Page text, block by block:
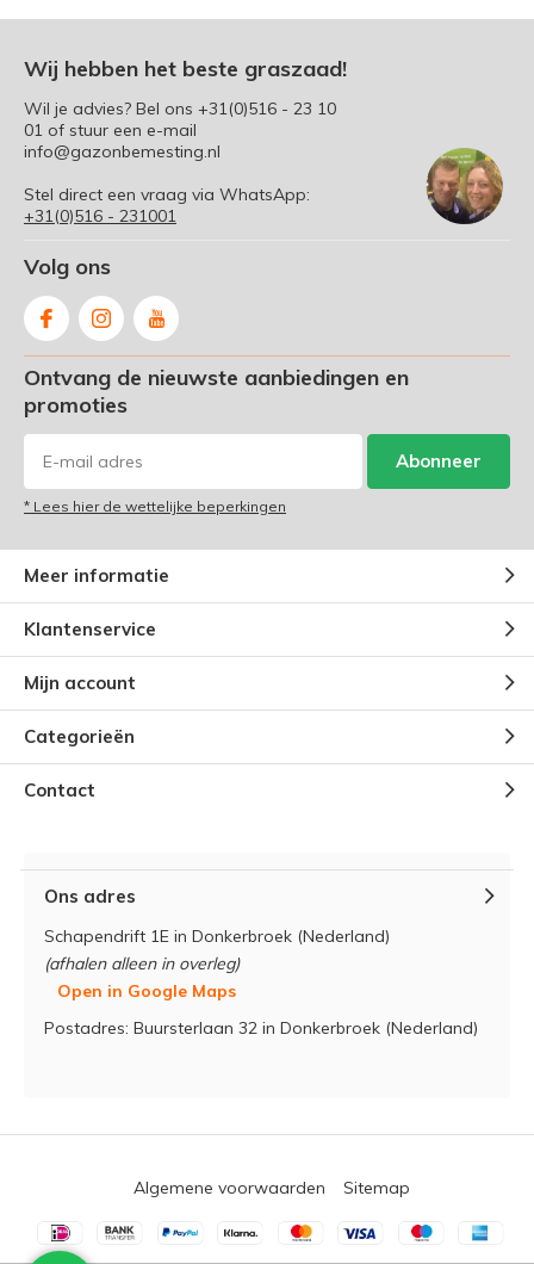
Wij hebben het beste graszaad!
Wil je advies? Bel ons +31(0)516 - 23 10
01 of stuur een e-mail
info@gazonbemesting.nl
Stel direct een vraag via WhatsApp:
+31(0)516 - 231001
Volg ons
Ontvang de nieuwste aanbiedingen en
promoties
Abonneer
* Lees hier de wettelijke beperkingen
Meer informatie
Klantenservice
Mijn account
Categorieën
Contact
Ons adres
Schapendrift 1E in Donkerbroek (Nederland)
(afhalen alleen in overleg)
Open in Google Maps
Postadres: Buursterlaan 32 in Donkerbroek (Nederland)
Algemene voorwaarden Sitemap